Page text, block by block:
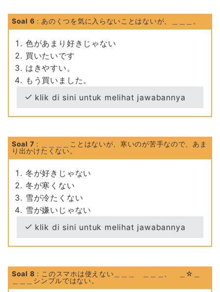
Soal 6 : あのくつを気に入らないことはないが、＿＿＿。
色があまり好きじゃない
買いたいです
はきやすい。
もう買いました。
klik di sini untuk melihat jawabannya
Soal 7 : ＿＿＿＿ことはないが、寒いのが苦手なので、あま
り出かけたくない。
冬が好きじゃない
冬が寒くない
雪が冷たくない
雪が嫌いじゃない
klik di sini untuk melihat jawabannya
Soal 8 : このスマホは使えない＿＿＿ ＿＿＿、 ＿☆＿
＿＿＿シンプルではない。